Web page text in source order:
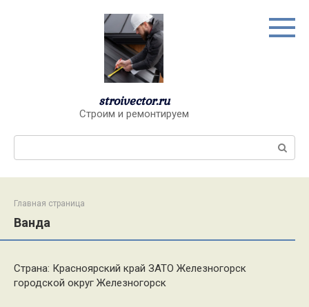
stroivector.ru
Строим и ремонтируем
Главная страница
Ванда
Страна: Красноярский край ЗАТО Железногорск
городской округ Железногорск